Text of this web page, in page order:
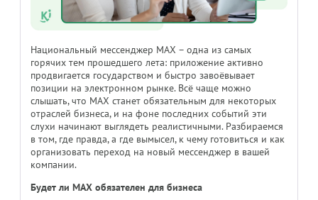
Национальный мессенджер MAX – одна из самых
горячих тем прошедшего лета: приложение активно
продвигается государством и быстро завоёвывает
позиции на электронном рынке. Всё чаще можно
слышать, что MAX станет обязательным для некоторых
отраслей бизнеса, и на фоне последних событий эти
слухи начинают выглядеть реалистичными. Разбираемся
в том, где правда, а где вымысел, к чему готовиться и как
организовать переход на новый мессенджер в вашей
компании.
Будет ли MAX обязателен для бизнеса